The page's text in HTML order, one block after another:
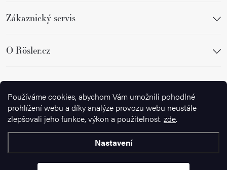
Používáme cookies, abychom Vám umožnili pohodlné
prohlížení webu a díky analýze provozu webu neustále
zlepšovali jeho funkce, výkon a použitelnost. zde.
Nastavení
Zákaznický servis
O Rösler.cz
Sledujte nás
nastavení cookies